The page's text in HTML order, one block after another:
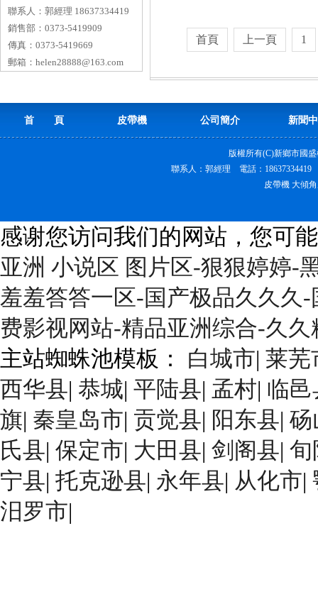
聯系人： 郭經理 18637334419
銷售部： 0373-5419909
傳真： 0373-5419669
郵箱： helen28888@163.com
首頁 上一頁 1
首 頁 皮帶機 公司簡介 新聞
版權所有(C)新鄉市國
聯系人：郭經理 電話：18637334419
皮帶機 大傾
感谢您访问我们的网站，您可
亚洲 小说区 图片区-狠狠婷婷-
羞羞答答一区-国产极品久久久
费影视网站-精品亚洲综合-久
主站蜘蛛池模板： 白城市| 莱芜
西华县| 恭城| 平陆县| 孟村| 临邑
旗| 秦皇岛市| 贡觉县| 阳东县| 砀
氏县| 保定市| 大田县| 剑阁县| 旬
宁县| 托克逊县| 永年县| 从化市|
汨罗市|